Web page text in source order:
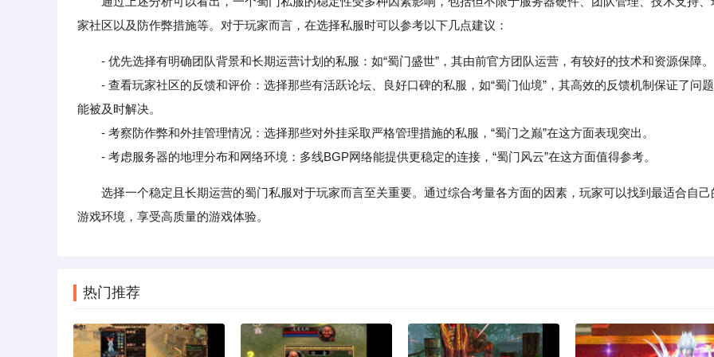
家社区以及防作弊措施等。对于玩家而言，在选择私服时可以参考以下几点建议：
- 优先选择有明确团队背景和长期运营计划的私服：如“蜀门盛世”，其由前官方团队运营，有较好的技术和资源保障。
- 查看玩家社区的反馈和评价：选择那些有活跃论坛、良好口碑的私服，如“蜀门仙境”，其高效的反馈机制保证了问题
能被及时解决。
- 考察防作弊和外挂管理情况：选择那些对外挂采取严格管理措施的私服，“蜀门之巅”在这方面表现突出。
- 考虑服务器的地理分布和网络环境：多线BGP网络能提供更稳定的连接，“蜀门风云”在这方面值得参考。
选择一个稳定且长期运营的蜀门私服对于玩家而言至关重要。通过综合考量各方面的因素，玩家可以找到最适合自己
游戏环境，享受高质量的游戏体验。
热门推荐